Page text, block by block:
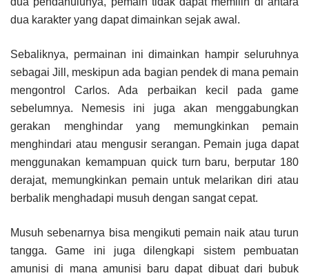
dua karakter yang dapat dimainkan sejak awal.
Sebaliknya, permainan ini dimainkan hampir seluruhnya
sebagai Jill, meskipun ada bagian pendek di mana pemain
mengontrol Carlos. Ada perbaikan kecil pada game
sebelumnya. Nemesis ini juga akan menggabungkan
gerakan menghindar yang memungkinkan pemain
menghindari atau mengusir serangan. Pemain juga dapat
menggunakan kemampuan quick turn baru, berputar 180
derajat, memungkinkan pemain untuk melarikan diri atau
berbalik menghadapi musuh dengan sangat cepat.
Musuh sebenarnya bisa mengikuti pemain naik atau turun
tangga. Game ini juga dilengkapi sistem pembuatan
amunisi di mana amunisi baru dapat dibuat dari bubuk